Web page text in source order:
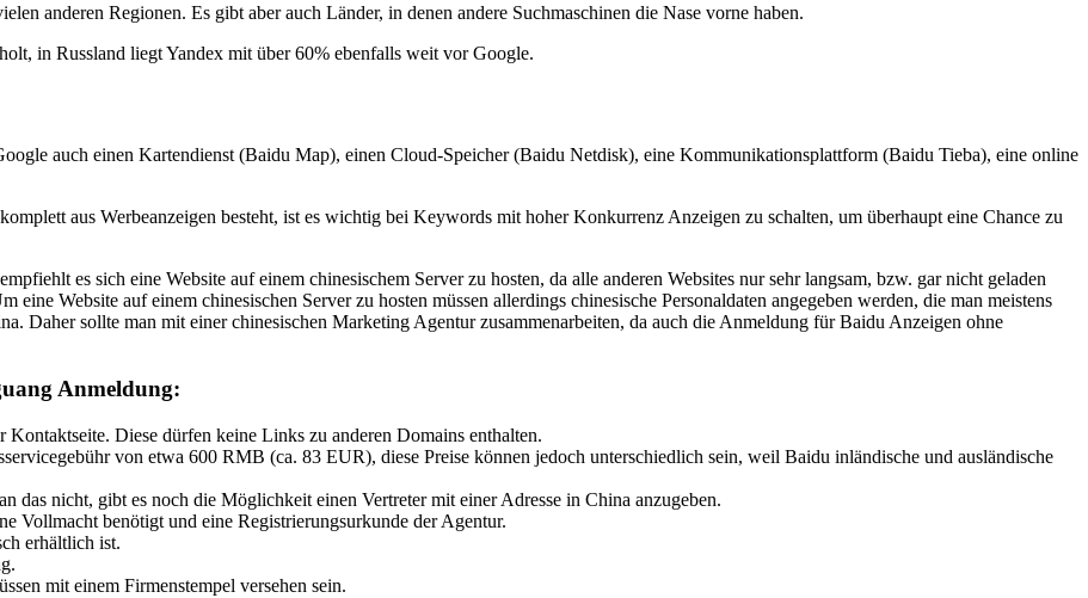
anderen Regionen. Es gibt aber auch Länder, in denen andere Suchmaschinen die Nase vorne haben.
in Russland liegt Yandex mit über 60% ebenfalls weit vor Google.
auch einen Kartendienst (Baidu Map), einen Cloud-Speicher (Baidu Netdisk), eine Kommunikationsplattform (Baidu Tieba), eine online
aus Werbeanzeigen besteht, ist es wichtig bei Keywords mit hoher Konkurrenz Anzeigen zu schalten, um überhaupt eine Chance zu
es sich eine Website auf einem chinesischem Server zu hosten, da alle anderen Websites nur sehr langsam, bzw. gar nicht geladen
Website auf einem chinesischen Server zu hosten müssen allerdings chinesische Personaldaten angegeben werden, die man meistens
Daher sollte man mit einer chinesischen Marketing Agentur zusammenarbeiten, da auch die Anmeldung für Baidu Anzeigen ohne
Anmeldung:
Diese dürfen keine Links zu anderen Domains enthalten.
von etwa 600 RMB (ca. 83 EUR), diese Preise können jedoch unterschiedlich sein, weil Baidu inländische und ausländische
das nicht, gibt es noch die Möglichkeit einen Vertreter mit einer Adresse in China anzugeben.
Vollmacht benötigt und eine Registrierungsurkunde der Agentur.
erhältlich ist.
mit einem Firmenstempel versehen sein.